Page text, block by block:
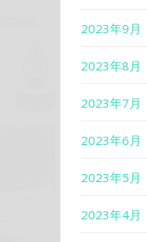
2023年9月
2023年8月
2023年7月
2023年6月
2023年5月
2023年4月